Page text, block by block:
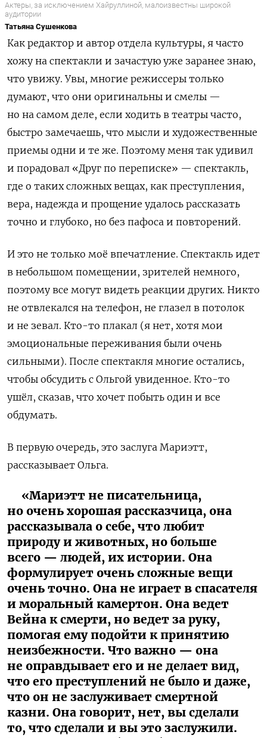
Актеры, за исключением Хайруллиной, малоизвестны широкой
аудитории
Татьяна Сушенкова
Как редактор и автор отдела культуры, я часто
хожу на спектакли и зачастую уже заранее знаю,
что увижу. Увы, многие режиссеры только
думают, что они оригинальны и смелы —
но на самом деле, если ходить в театры часто,
быстро замечаешь, что мысли и художественные
приемы одни и те же. Поэтому меня так удивил
и порадовал «Друг по переписке» — спектакль,
где о таких сложных вещах, как преступления,
вера, надежда и прощение удалось рассказать
точно и глубоко, но без пафоса и повторений.
И это не только моё впечатление. Спектакль идет
в небольшом помещении, зрителей немного,
поэтому все могут видеть реакции других. Никто
не отвлекался на телефон, не глазел в потолок
и не зевал. Кто-то плакал (я нет, хотя мои
эмоциональные переживания были очень
сильными). После спектакля многие остались,
чтобы обсудить с Ольгой увиденное. Кто-то
ушёл, сказав, что хочет побыть один и все
обдумать.
В первую очередь, это заслуга Мариэтт,
рассказывает Ольга.
«Мариэтт не писательница,
но очень хорошая рассказчица, она
рассказывала о себе, что любит
природу и животных, но больше
всего — людей, их истории. Она
формулирует очень сложные вещи
очень точно. Она не играет в спасателя
и моральный камертон. Она ведет
Вейна к смерти, но ведет за руку,
помогая ему подойти к принятию
неизбежности. Что важно — она
не оправдывает его и не делает вид,
что его преступлений не было и даже,
что он не заслуживает смертной
казни. Она говорит, нет, вы сделали
то, что сделали и вы это заслужили.